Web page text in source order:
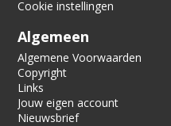
Cookie instellingen
Algemeen
Algemene Voorwaarden
Copyright
Links
Jouw eigen account
Nieuwsbrief